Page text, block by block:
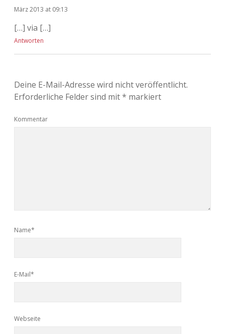
März 2013 at 09:13
[…] via […]
Antworten
Deine E-Mail-Adresse wird nicht veröffentlicht.
Erforderliche Felder sind mit* markiert
Kommentar
Name*
E-Mail*
Webseite